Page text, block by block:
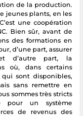
de la production.
jeunes plants, en les
une coopération
Bien sûr, avant de
des formations en
d’une part, assurer
d’autre part, la
où, dans certains
sont disponibles,
sans remettre en
sommes très stricts
pour un système
de revenus des